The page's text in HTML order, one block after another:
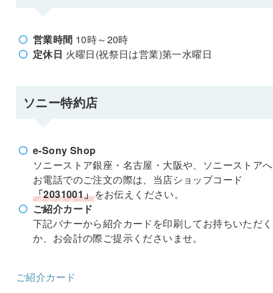
営業時間 10時～20時
定休日 火曜日(祝祭日は営業)第一水曜日
ソニー特約店
e-Sony Shop
ソニーストア銀座・名古屋・大阪や、ソニーストア
お電話でのご注文の際は、当店ショップコード
「2031001」をお伝えください。
ご紹介カード
下記バナーから紹介カードを印刷してお持ちいただく
か、お会計の際ご提示くださいませ。
ご紹介カード